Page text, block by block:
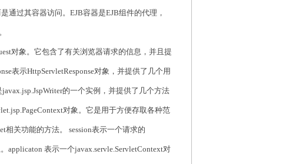
通过其容器访问。EJB容器是EJB组件的代理，
对象。它包含了有关浏览器请求的信息，并且提
表示HttpServletResponse对象，并提供了几个用
的一个实例，并提供了几个方法
对象。它是用于方便存取各种范
关功能的方法。 session表示一个请求的
applicaton 表示一个javax.servle.ServletContext对